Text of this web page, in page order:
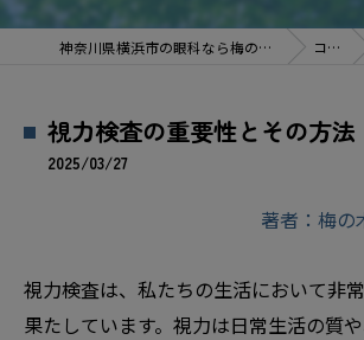
神奈川県横浜市の眼科なら梅の木眼科クリニック コラム
視力検査の重要性とその方法
2025/03/27
著者：梅の
視力検査は、私たちの生活において非
果たしています。視力は日常生活の質